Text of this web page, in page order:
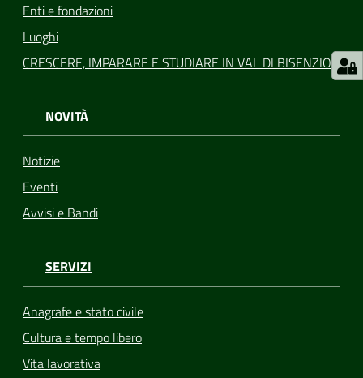
Enti e fondazioni
Luoghi
CRESCERE, IMPARARE E STUDIARE IN VAL DI BISENZIO
NOVITÀ
Notizie
Eventi
Avvisi e Bandi
SERVIZI
Anagrafe e stato civile
Cultura e tempo libero
Vita lavorativa